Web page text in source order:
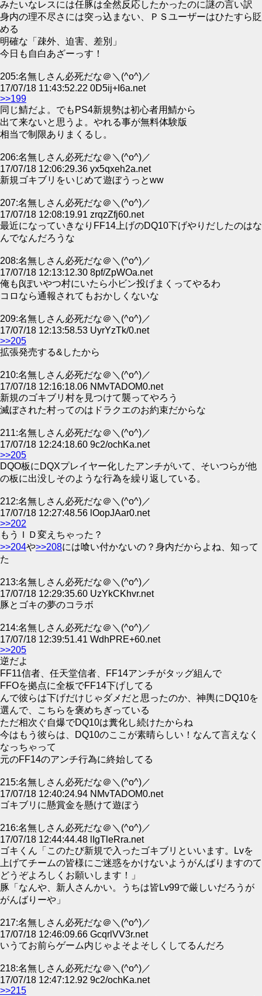
みたいなレスには任豚は全然反応したかったのに謎の言い訳
身内の理不尽さには突っ込まない、ＰＳユーザーはひたすら貶
める
明確な「疎外、迫害、差別」
今日も自白あざーっす！
205:名無しさん必死だな＠＼(^o^)／
17/07/18 11:43:52.22 0D5ij+I6a.net
>>199
同じ鯖だよ。でもPS4新規勢は初心者用鯖から
出て来ないと思うよ。やれる事が無料体験版
相当で制限ありまくるし。
206:名無しさん必死だな＠＼(^o^)／
17/07/18 12:06:29.36 yx5qxeh2a.net
新規ゴキブリをいじめて遊ぼうっとww
207:名無しさん必死だな＠＼(^o^)／
17/07/18 12:08:19.91 zrqzZfj60.net
最近になっていきなりFF14上げのDQ10下げやりだしたのはな
んでなんだろうな
208:名無しさん必死だな＠＼(^o^)／
17/07/18 12:13:12.30 8pf/ZpWOa.net
俺もβぽいやつ村にいたら小ビン投げまくってやるわ
コロなら通報されてもおかしくないな
209:名無しさん必死だな＠＼(^o^)／
17/07/18 12:13:58.53 UyrYzTk/0.net
>>205
拡張発売する&したから
210:名無しさん必死だな＠＼(^o^)／
17/07/18 12:16:18.06 NMvTADOM0.net
新規のゴキブリ村を見つけて襲ってやろう
滅ぼされた村ってのはドラクエのお約束だからな
211:名無しさん必死だな＠＼(^o^)／
17/07/18 12:24:18.60 9c2/ochKa.net
>>205
DQO板にDQXプレイヤー化したアンチがいて、そいつらが他
の板に出没しそのような行為を繰り返している。
212:名無しさん必死だな＠＼(^o^)／
17/07/18 12:27:48.56 lOopJAar0.net
>>202
もうＩＤ変えちゃった？
>>204や>>208には喰い付かないの？身内だからよね、知って
た
213:名無しさん必死だな＠＼(^o^)／
17/07/18 12:29:35.60 UzYkCKhvr.net
豚とゴキの夢のコラボ
214:名無しさん必死だな＠＼(^o^)／
17/07/18 12:39:51.41 WdhPRE+60.net
>>205
逆だよ
FF11信者、任天堂信者、FF14アンチがタッグ組んで
FFOを拠点に全板でFF14下げしてる
んで彼らは下げだけじゃダメだと思ったのか、神輿にDQ10を
選んで、こちらを褒めちぎっている
ただ相次ぐ自爆でDQ10は糞化し続けたからね
今はもう彼らは、DQ10のここが素晴らしい！なんて言えなく
なっちゃって
元のFF14のアンチ行為に終始してる
215:名無しさん必死だな＠＼(^o^)／
17/07/18 12:40:24.94 NMvTADOM0.net
ゴキブリに懸賞金を懸けて遊ぼう
216:名無しさん必死だな＠＼(^o^)／
17/07/18 12:44:44.48 lIgTleRra.net
ゴキくん「このたび新規で入ったゴキブリといいます。Lvを
上げてチームの皆様にご迷惑をかけないようがんばりますのて
どうぞよろしくお願いします！」
豚「なんや、新人さんかい。うちは皆Lv99で厳しいだろうが
がんばりーや」
217:名無しさん必死だな＠＼(^o^)／
17/07/18 12:46:09.66 GcqrlVV3r.net
いうてお前らゲーム内じゃよそよそしくしてるんだろ
218:名無しさん必死だな＠＼(^o^)／
17/07/18 12:47:12.92 9c2/ochKa.net
>>215